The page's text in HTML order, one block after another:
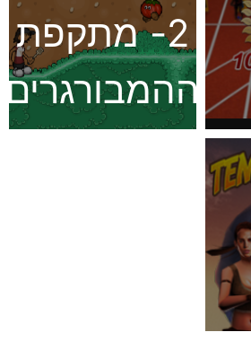
2- מתקפת
ההמבורגרים